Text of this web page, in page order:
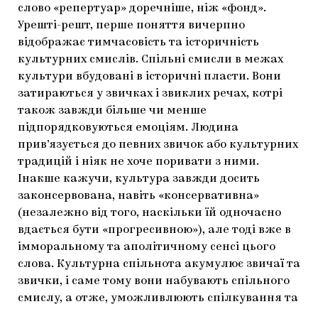
слово «репертуар» доречніше, ніж «фонд».
Урешті-решт, перше поняття вичерпно
відображає тимчасовість та історичність
культурних смислів. Спільні смисли в межах
культури вбудовані в історичні пласти. Вони
затираються у звичках і звиклих речах, котрі
також завжди більше чи менше
підпорядковуються емоціям. Людина
прив’язується до певних звичок або культурних
традицій і ніяк не хоче поривати з ними.
Інакше кажучи, культура завжди досить
законсервована, навіть «консервативна»
(незалежно від того, наскільки їй одночасно
вдається бути «прогресивною»), але тоді вже в
імморальному та аполітичному сенсі цього
слова. Культурна спільнота акумулює звичаї та
звички, і саме тому вони набувають спільного
смислу, а отже, уможливлюють спілкування та